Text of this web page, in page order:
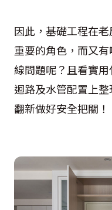
因此，基礎工程在
重要的角色，而又
線問題呢？且看實
迴路及水管配置上
翻新做好安全把關！